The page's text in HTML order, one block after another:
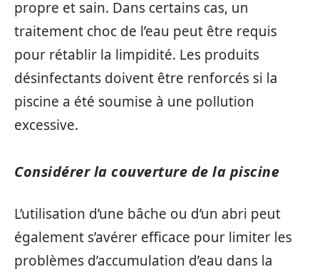
propre et sain. Dans certains cas, un
traitement choc de l’eau peut être requis
pour rétablir la limpidité. Les produits
désinfectants doivent être renforcés si la
piscine a été soumise à une pollution
excessive.
Considérer la couverture de la piscine
L’utilisation d’une bâche ou d’un abri peut
également s’avérer efficace pour limiter les
problèmes d’accumulation d’eau dans la